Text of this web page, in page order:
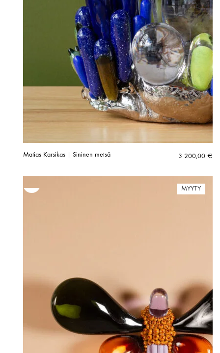
Matias Karsikas | Sininen metsä 3 200,00 €
MYYTY